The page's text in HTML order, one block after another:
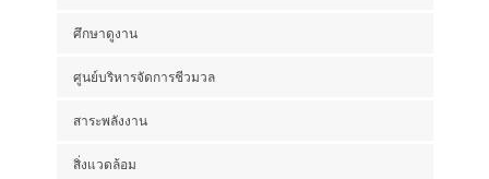
ศึกษาดูงาน
ศูนย์บริหารจัดการชีวมวล
สาระพลังงาน
สิ่งแวดล้อม